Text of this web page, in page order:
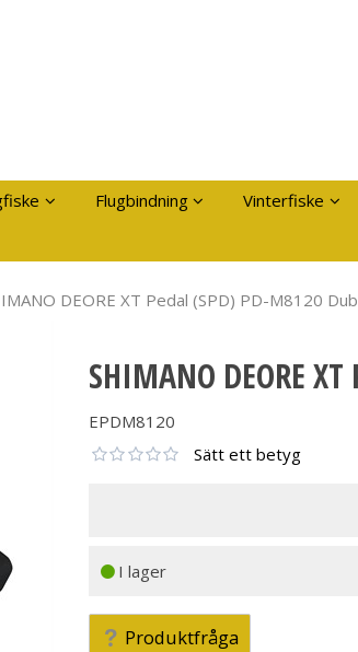
Flugbindning Vinterfiske
DEORE XT Pedal (SPD) PD-M8120
SHIMANO DEORE
EPDM8120
Sätt ett betyg
I lager
Produktfråga